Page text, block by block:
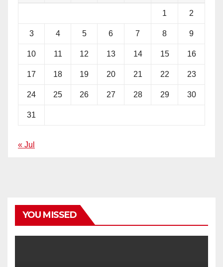
1 2
3 4 5 6 7 8 9
10 11 12 13 14 15 16
17 18 19 20 21 22 23
24 25 26 27 28 29 30
31
« Jul
YOU MISSED